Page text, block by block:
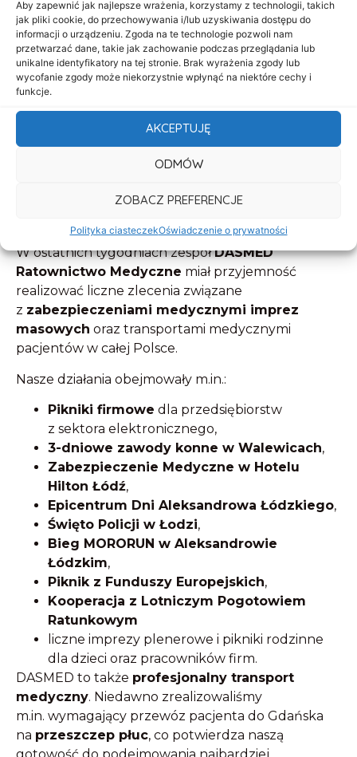
Aby zapewnić jak najlepsze wrażenia, korzystamy z technologii, takich
jak pliki cookie, do przechowywania i/lub uzyskiwania dostępu do
informacji o urządzeniu. Zgoda na te technologie pozwoli nam
przetwarzać dane, takie jak zachowanie podczas przeglądania lub
unikalne identyfikatory na tej stronie. Brak wyrażenia zgody lub
wycofanie zgody może niekorzystnie wpłynąć na niektóre cechy i
funkcje.
AKCEPTUJĘ
ODMÓW
ZOBACZ PREFERENCJE
Polityka ciasteczekOświadczenie o prywatności
W ostatnich tygodniach zespółDASMED
Ratownictwo Medyczne miał przyjemność
realizować liczne zlecenia związane
z zabezpieczeniami medycznymi imprez
masowych oraz transportami medycznymi
pacjentów w całej Polsce.
Nasze działania obejmowały m.in.:
Pikniki firmowe dla przedsiębiorstw
z sektora elektronicznego,
3-dniowe zawody konne w Walewicach,
Zabezpieczenie Medyczne w Hotelu
Hilton Łódź,
Epicentrum Dni Aleksandrowa Łódzkiego,
Święto Policji w Łodzi,
Bieg MORORUN w Aleksandrowie
Łódzkim,
Piknik z Funduszy Europejskich,
Kooperacja z Lotniczym Pogotowiem
Ratunkowym
liczne imprezy plenerowe i pikniki rodzinne
dla dzieci oraz pracowników firm.
DASMED to także profesjonalny transport
medyczny. Niedawno zrealizowaliśmy
m.in. wymagający przewóz pacjenta do Gdańska
na przeszczep płuc, co potwierdza naszą